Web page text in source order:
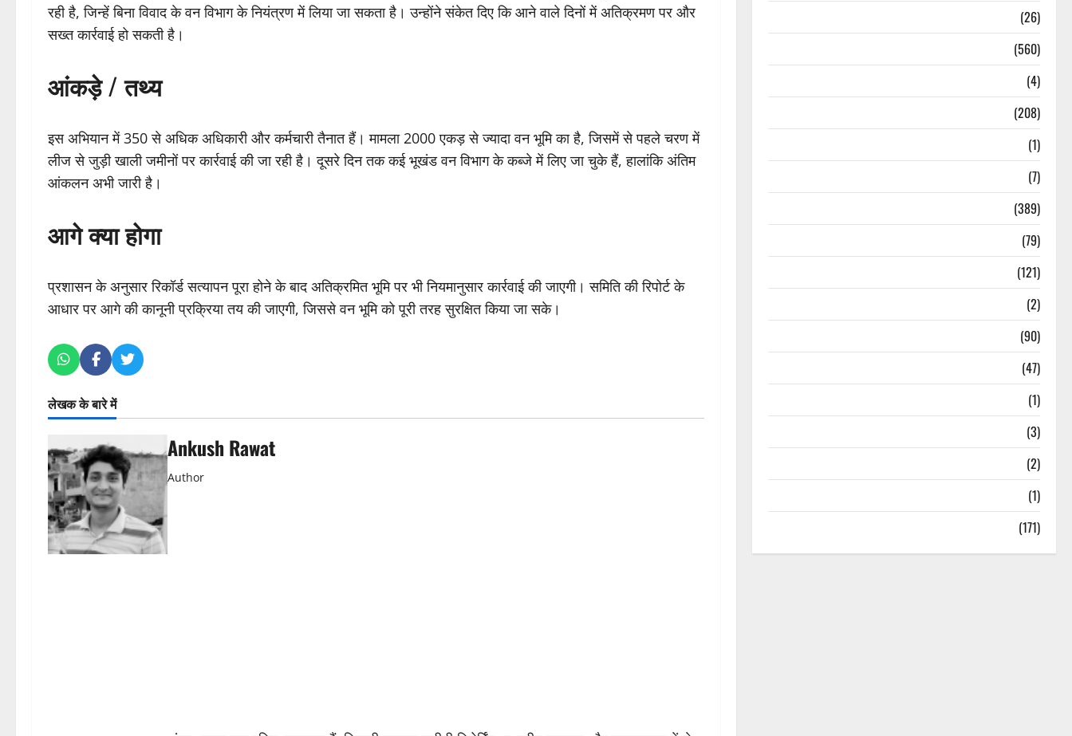
रही है, जिन्हें बिना विवाद के वन विभाग के नियंत्रण में लिया जा सकता है। उन्होंने संकेत दिए कि आने वाले दिनों में अतिक्रमण पर और
सख्त कार्रवाई हो सकती है।
आंकड़े / तथ्य
इस अभियान में 350 से अधिक अधिकारी और कर्मचारी तैनात हैं। मामला 2000 एकड़ से ज्यादा वन भूमि का है, जिसमें से पहले चरण में
लीज से जुड़ी खाली जमीनों पर कार्रवाई की जा रही है। दूसरे दिन तक कई भूखंड वन विभाग के कब्जे में लिए जा चुके हैं, हालांकि अंतिम
आंकलन अभी जारी है।
आगे क्या होगा
प्रशासन के अनुसार रिकॉर्ड सत्यापन पूरा होने के बाद अतिक्रमित भूमि पर भी नियमानुसार कार्रवाई की जाएगी। समिति की रिपोर्ट के
आधार पर आगे की कानूनी प्रक्रिया तय की जाएगी, जिससे वन भूमि को पूरी तरह सुरक्षित किया जा सके।
लेखक के बारे में
Ankush Rawat
Author
(26)
(560)
(4)
(208)
(1)
(7)
(389)
(79)
(121)
(2)
(90)
(47)
(1)
(3)
(2)
(1)
(171)